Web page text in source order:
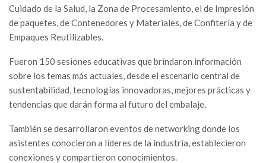
Cuidado de la Salud, la Zona de Procesamiento, el de Impresión
de paquetes, de Contenedores y Materiales, de Confitería y de
Empaques Reutilizables.
Fueron 150 sesiones educativas que brindaron información
sobre los temas más actuales, desde el escenario central de
sustentabilidad, tecnologías innovadoras, mejores prácticas y
tendencias que darán forma al futuro del embalaje.
También se desarrollaron eventos de networking donde los
asistentes conocieron a líderes de la industria, establecieron
conexiones y compartieron conocimientos.